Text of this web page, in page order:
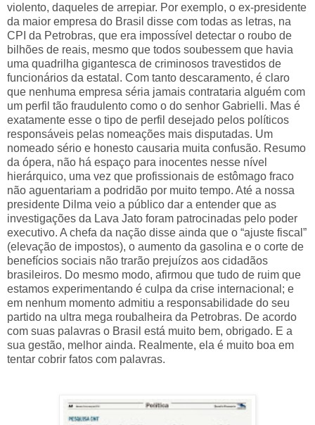
violento, daqueles de arrepiar. Por exemplo, o ex-presidente
da maior empresa do Brasil disse com todas as letras, na
CPI da Petrobras, que era impossível detectar o roubo de
bilhões de reais, mesmo que todos soubessem que havia
uma quadrilha gigantesca de criminosos travestidos de
funcionários da estatal. Com tanto descaramento, é claro
que nenhuma empresa séria jamais contrataria alguém com
um perfil tão fraudulento como o do senhor Gabrielli. Mas é
exatamente esse o tipo de perfil desejado pelos políticos
responsáveis pelas nomeações mais disputadas. Um
nomeado sério e honesto causaria muita confusão. Resumo
da ópera, não há espaço para inocentes nesse nível
hierárquico, uma vez que profissionais de estômago fraco
não aguentariam a podridão por muito tempo. Até a nossa
presidente Dilma veio a público dar a entender que as
investigações da Lava Jato foram patrocinadas pelo poder
executivo. A chefa da nação disse ainda que o “ajuste fiscal”
(elevação de impostos), o aumento da gasolina e o corte de
benefícios sociais não trarão prejuízos aos cidadãos
brasileiros. Do mesmo modo, afirmou que tudo de ruim que
estamos experimentando é culpa da crise internacional; e
em nenhum momento admitiu a responsabilidade do seu
partido na ultra mega roubalheira da Petrobras. De acordo
com suas palavras o Brasil está muito bem, obrigado. E a
sua gestão, melhor ainda. Realmente, ela é muito boa em
tentar cobrir fatos com palavras.